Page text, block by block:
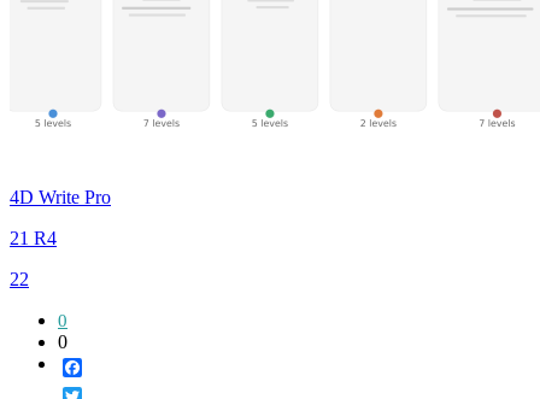
4D Write Pro
21 R4
22
0
0